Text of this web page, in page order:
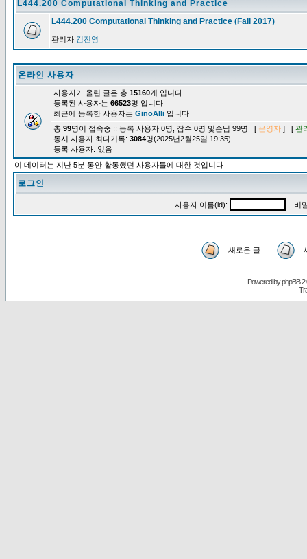
L444.200 Computational Thinking and Practice
L444.200 Computational Thinking and Practice (Fall 2017)
관리자 김진영_
온라인 사용자
사용자가 올린 글은 총 15160개 입니다
등록된 사용자는 66523명 입니다
최근에 등록한 사용자는 GinoAlli 입니다
총 99명이 접속중 :: 등록 사용자 0명, 잠수 0명 및손님 99명 [ 운영자 ] [ 관
동시 사용자 최다기록: 3084명(2025년2월25일 19:35)
등록 사용자: 없음
이 데이터는 지난 5분 동안 활동했던 사용자들에 대한 것입니다
로그인
사용자 이름(id): 비
새로운 글
Powered byphpBB